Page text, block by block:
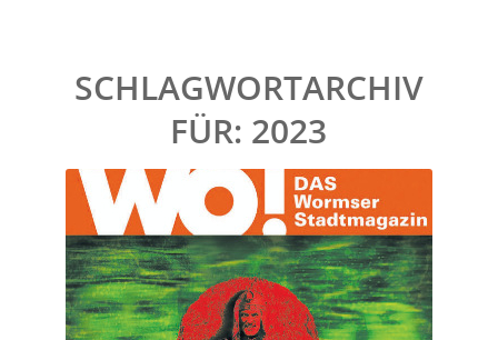
SCHLAGWORTARCHIV
FÜR: 2023